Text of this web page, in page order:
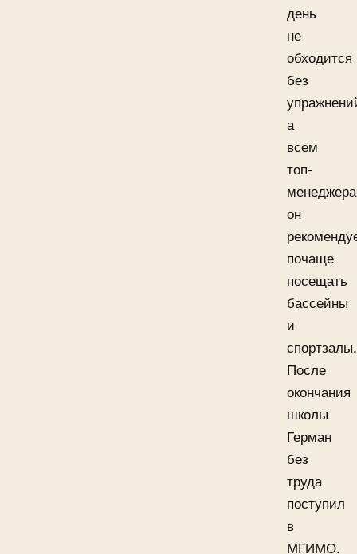
день
не
обходится
без
а
всем
топ-
он
почаще
посещать
бассейны
и
спортзалы.
После
окончания
школы
Герман
без
труда
поступил
в
МГИМО.